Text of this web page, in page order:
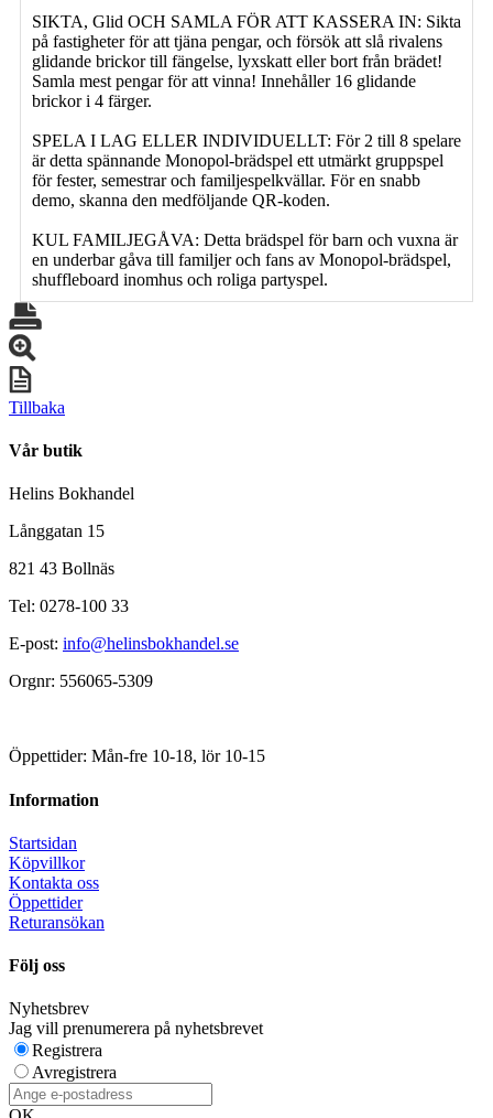
SIKTA, Glid OCH SAMLA FÖR ATT KASSERA IN: Sikta
på fastigheter för att tjäna pengar, och försök att slå rivalens
glidande brickor till fängelse, lyxskatt eller bort från brädet!
Samla mest pengar för att vinna! Innehåller 16 glidande
brickor i 4 färger.
SPELA I LAG ELLER INDIVIDUELLT: För 2 till 8 spelare
är detta spännande Monopol-brädspel ett utmärkt gruppspel
för fester, semestrar och familjespelkvällar. För en snabb
demo, skanna den medföljande QR-koden.
KUL FAMILJEGÅVA: Detta brädspel för barn och vuxna är
en underbar gåva till familjer och fans av Monopol-brädspel,
shuffleboard inomhus och roliga partyspel.
Tillbaka
Vår butik
Helins Bokhandel
Långgatan 15
821 43 Bollnäs
Tel: 0278-100 33
E-post: info@helinsbokhandel.se
Orgnr: 556065-5309
Öppettider: Mån-fre 10-18, lör 10-15
Information
Startsidan
Köpvillkor
Kontakta oss
Öppettider
Returansökan
Följ oss
Nyhetsbrev
Jag vill prenumerera på nyhetsbrevet
Registrera
Avregistrera